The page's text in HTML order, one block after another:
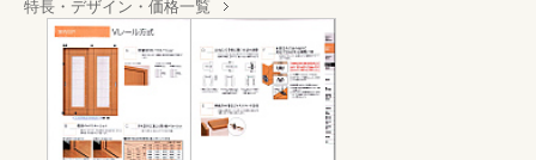
特長・デザイン・価格一覧